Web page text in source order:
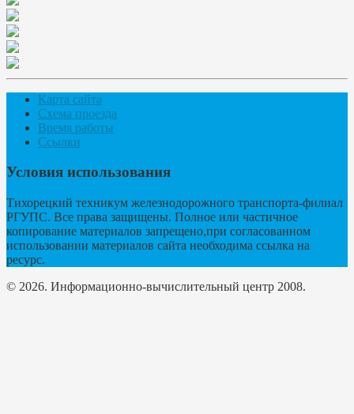
Карта сайта
Схема проезда
Время работы
Ссылки
Условия использования
Тихорецкий техникум железнодорожного транспорта-филиал
РГУПС. Все права защищены. Полное или частичное
копирование материалов запрещено,при согласованном
использовании материалов сайта необходима ссылка на
ресурс.
© 2026. Информационно-вычислительный центр 2008.